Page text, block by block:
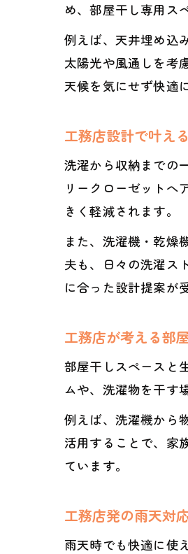
め、部屋干し専用ス
例えば、天井埋め込
太陽光や風通しを考
天候を気にせず快適
工務店設計で叶え
洗濯から収納までの
リークローゼットへ
きく軽減されます。
また、洗濯機・乾燥
夫も、日々の洗濯ス
に合った設計提案が
工務店が考える部
部屋干しスペースと
ムや、洗濯物を干す
例えば、洗濯機から
活用することで、家
ています。
工務店発の雨天対
雨天時でも快適に使